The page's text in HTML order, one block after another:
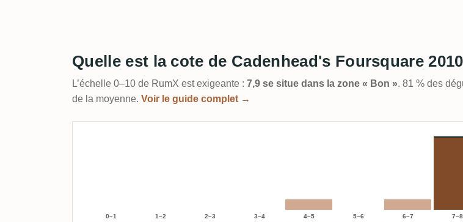
Quelle est la cote de Cadenhead's Foursquare
L’échelle 0–10 de RumX est exigeante : 7,9 se situe dans la zone « Bon ». 81 % des
de la moyenne. Voir le guide complet →
0–1 1–2 2–3 3–4 4–5 5–6 6–7 7–8